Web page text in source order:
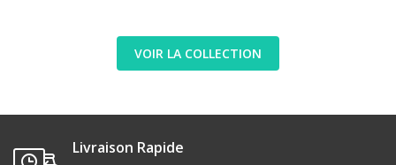
VOIR LA COLLECTION
Livraison Rapide